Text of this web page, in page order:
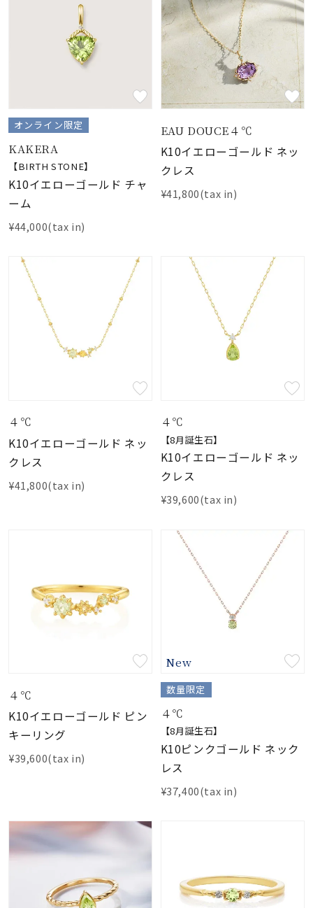
オンライン限定
KAKERA
【BIRTH STONE】
K10イエローゴールド チャ
ーム
¥44,000(tax in)
EAU DOUCE４℃
K10イエローゴールド ネッ
クレス
¥41,800(tax in)
４℃
K10イエローゴールド ネッ
クレス
¥41,800(tax in)
４℃
【8月誕生石】
K10イエローゴールド ネッ
クレス
¥39,600(tax in)
４℃
K10イエローゴールド ピン
キーリング
¥39,600(tax in)
New
数量限定
４℃
【8月誕生石】
K10ピンクゴールド ネック
レス
¥37,400(tax in)